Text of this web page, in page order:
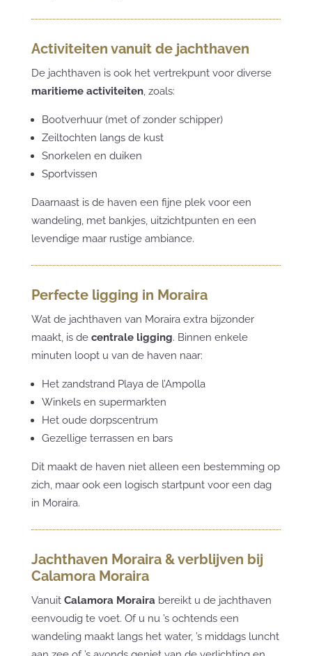
Activiteiten vanuit de jachthaven
De jachthaven is ook het vertrekpunt voor diverse
maritieme activiteiten, zoals:
Bootverhuur (met of zonder schipper)
Zeiltochten langs de kust
Snorkelen en duiken
Sportvissen
Daarnaast is de haven een fijne plek voor een
wandeling, met bankjes, uitzichtpunten en een
levendige maar rustige ambiance.
Perfecte ligging in Moraira
Wat de jachthaven van Moraira extra bijzonder
maakt, is de centrale ligging. Binnen enkele
minuten loopt u van de haven naar:
Het zandstrand Playa de l’Ampolla
Winkels en supermarkten
Het oude dorpscentrum
Gezellige terrassen en bars
Dit maakt de haven niet alleen een bestemming op
zich, maar ook een logisch startpunt voor een dag
in Moraira.
Jachthaven Moraira & verblijven bij
Calamora Moraira
Vanuit Calamora Morairabereikt u de jachthaven
eenvoudig te voet. Of u nu ’s ochtends een
wandeling maakt langs het water, ’s middags luncht